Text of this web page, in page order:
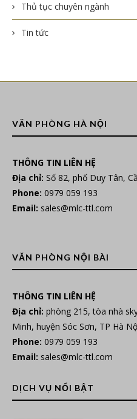
Thủ tục chuyên ngành
Tin tức
VĂN PHÒNG HÀ NỘI
THÔNG TIN LIÊN HỆ
Địa chỉ: Số 82, phố Duy Tân,
Phone: 0979 059 193
Email: sales@mlc-ttl.com
VĂN PHÒNG NỘI BÀI
THÔNG TIN LIÊN HỆ
Địa chỉ: phòng 215, tòa nhà
Minh, huyện Sóc Sơn, TP Hà
Phone: 0979 059 193
Email: sales@mlc-ttl.com
DỊCH VỤ NỔI BẬT